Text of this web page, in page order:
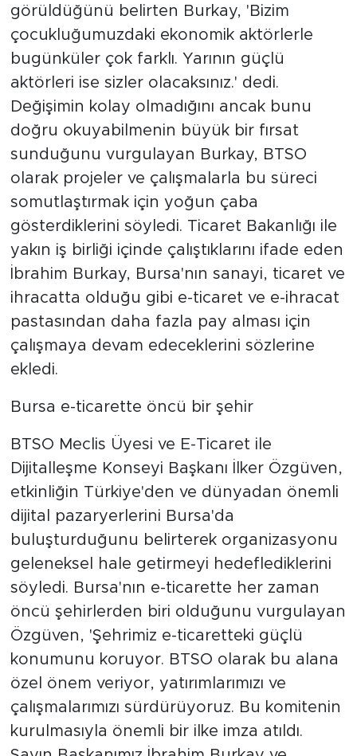
görüldüğünü belirten Burkay, 'Bizim
çocukluğumuzdaki ekonomik aktörlerle
bugünküler çok farklı. Yarının güçlü
aktörleri ise sizler olacaksınız.' dedi.
Değişimin kolay olmadığını ancak bunu
doğru okuyabilmenin büyük bir fırsat
sunduğunu vurgulayan Burkay, BTSO
olarak projeler ve çalışmalarla bu süreci
somutlaştırmak için yoğun çaba
gösterdiklerini söyledi. Ticaret Bakanlığı ile
yakın iş birliği içinde çalıştıklarını ifade eden
İbrahim Burkay, Bursa'nın sanayi, ticaret ve
ihracatta olduğu gibi e-ticaret ve e-ihracat
pastasından daha fazla pay alması için
çalışmaya devam edeceklerini sözlerine
ekledi.
Bursa e-ticarette öncü bir şehir
BTSO Meclis Üyesi ve E-Ticaret ile
Dijitalleşme Konseyi Başkanı İlker Özgüven,
etkinliğin Türkiye'den ve dünyadan önemli
dijital pazaryerlerini Bursa'da
buluşturduğunu belirterek organizasyonu
geleneksel hale getirmeyi hedeflediklerini
söyledi. Bursa'nın e-ticarette her zaman
öncü şehirlerden biri olduğunu vurgulayan
Özgüven, 'Şehrimiz e-ticaretteki güçlü
konumunu koruyor. BTSO olarak bu alana
özel önem veriyor, yatırımlarımızı ve
çalışmalarımızı sürdürüyoruz. Bu komitenin
kurulmasıyla önemli bir ilke imza atıldı.